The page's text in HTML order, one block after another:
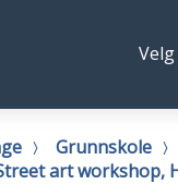
Grunnskole
art workshop,